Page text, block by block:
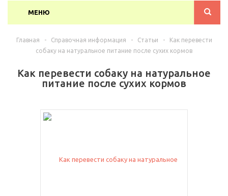
МЕНЮ
Главная - Справочная информация - Статьи -
Как перевести
собаку на натуральное питание после сухих кормов
Как перевести собаку на натуральное
питание после сухих кормов